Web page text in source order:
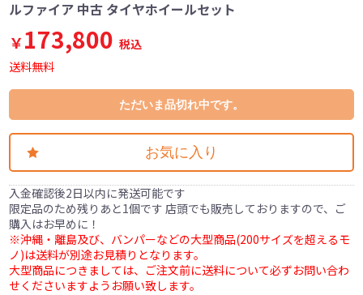
ルファイア 中古 タイヤホイールセット
￥173,800 税込
送料無料
ただいま品切れ中です。
お気に入り
入金確認後2日以内に発送可能です
限定品のため残りあと1個です 店頭でも販売しておりますので、ご
購入はお早めに！
※沖縄・離島及び、バンパーなどの大型商品(200サイズを超えるモ
ノ)は送料が別途お見積りとなります。
大型商品につきましては、ご注文前に送料について必ずお問い合わ
せくださいますようお願い致します。